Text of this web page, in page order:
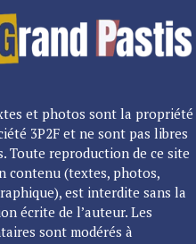
et photos sont la propriété
3P2F et ne sont pas libres
Toute reproduction de ce site
contenu (textes, photos,
est interdite sans la
écrite de l’auteur. Les
sont modérés à